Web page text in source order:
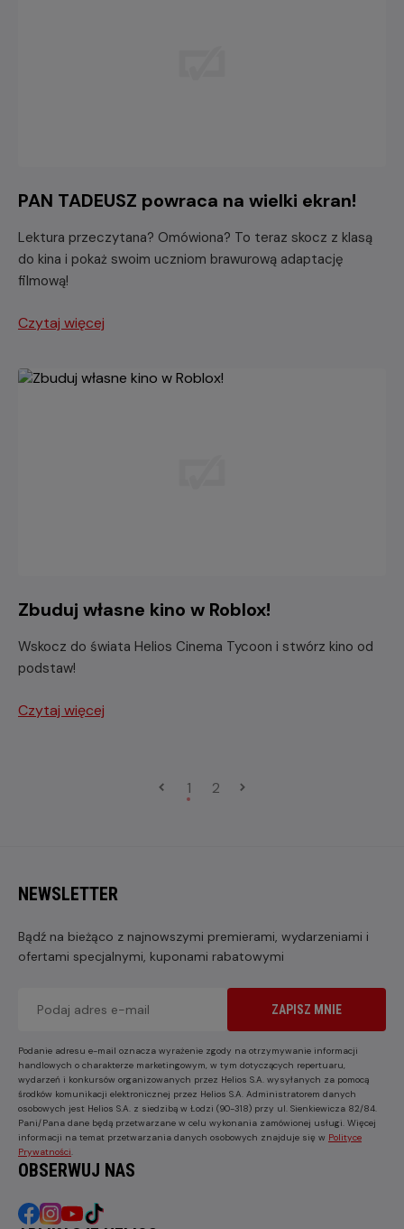
PAN TADEUSZ powraca na wielki ekran!
Lektura przeczytana? Omówiona? To teraz skocz z klasą
do kina i pokaż swoim uczniom brawurową adaptację
filmową!
Czytaj więcej
Zbuduj własne kino w Roblox!
Wskocz do świata Helios Cinema Tycoon i stwórz kino od
podstaw!
Czytaj więcej
1 2
NEWSLETTER
Bądź na bieżąco z najnowszymi premierami, wydarzeniami i
ofertami specjalnymi, kuponami rabatowymi
ZAPISZ MNIE
Podanie adresu e-mail oznacza wyrażenie zgody na otrzymywanie informacji
handlowych o charakterze marketingowym, w tym dotyczących repertuaru,
wydarzeń i konkursów organizowanych przez Helios S.A. wysyłanych za pomocą
środków komunikacji elektronicznej przez Helios S.A. Administratorem danych
osobowych jest Helios S.A. z siedzibą w Łodzi (90-318) przy ul. Sienkiewicza 82/84.
Pani/Pana dane będą przetwarzane w celu wykonania zamówionej usługi. Więcej
informacji na temat przetwarzania danych osobowych znajduje się w Polityce
Prywatności.
OBSERWUJ NAS